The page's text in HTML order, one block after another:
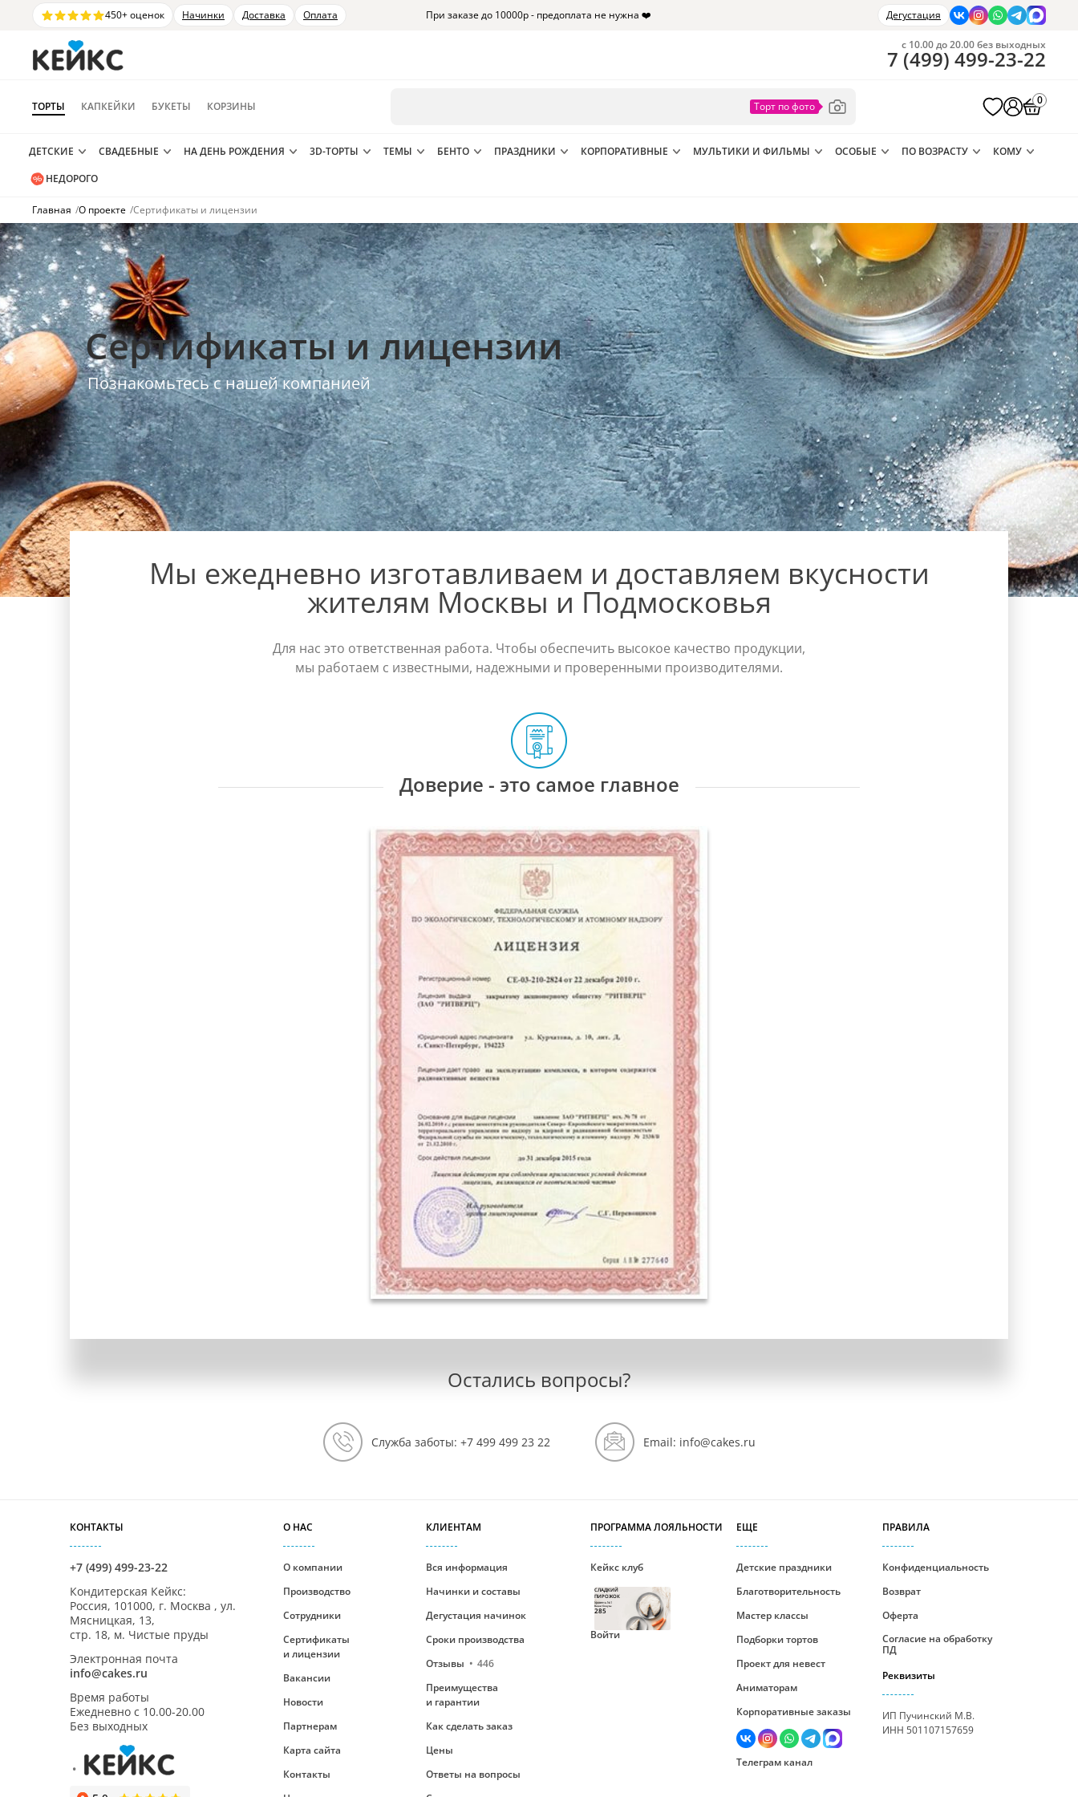
450+ оценок Начинки Доставка Оплата При заказе до 10000р - предоплата не нужна ❤️ Дегустация
ТОРТЫ КАПКЕЙКИ БУКЕТЫ КОРЗИНЫ
с 10.00 до 20.00 без выходных
7 (499) 499-23-22
0
ДЕТСКИЕ СВАДЕБНЫЕ НА ДЕНЬ РОЖДЕНИЯ 3D-ТОРТЫ ТЕМЫ БЕНТО ПРАЗДНИКИ КОРПОРАТИВНЫЕ МУЛЬТИКИ И ФИЛЬМЫ ОСОБЫЕ ПО ВОЗРАСТУ
КОМУ
НЕДОРОГО
Главная /О проекте /Сертификаты и лицензии
Сертификаты и лицензии
Познакомьтесь с нашей компанией
Мы ежедневно изготавливаем и доставляем вкусности
жителям Москвы и Подмосковья
Для нас это ответственная работа. Чтобы обеспечить высокое качество продукции,
мы работаем с известными, надежными и проверенными производителями.
Доверие - это самое главное
Остались вопросы?
Служба заботы: +7 499 499 23 22 Email: info@cakes.ru
КОНТАКТЫ
+7 (499) 499-23-22
Кондитерская Кейкс:
Россия, 101000, г. Москва , ул.
Мясницкая, 13,
стр. 18, м. Чистые пруды
Электронная почта
info@cakes.ru
Время работы
Ежедневно с 10.00-20.00
Без выходных
О НАС
О компании
Производство
Сотрудники
Сертификаты
и лицензии
Вакансии
Новости
Партнерам
Карта сайта
Контакты
КЛИЕНТАМ
Вся информация
Начинки и составы
Дегустация начинок
Сроки производства
Отзывы
446
Преимущества
и гарантии
Как сделать заказ
Цены
Ответы на вопросы
ПРОГРАММА ЛОЯЛЬНОСТИ
Кейкс клуб
СЛАДКИЙ
ПИРОЖОК
Уровень №1
Ваши бонусы
285
Войти
ЕЩЕ
Детские праздники
Благотворительность
Мастер классы
Подборки тортов
Проект для невест
Аниматорам
Корпоративные заказы
Телеграм канал
ПРАВИЛА
Конфиденциальность
Возврат
Оферта
Согласие на обработку
ПД
Реквизиты
ИП Пучинский М.В.
ИНН 501107157659